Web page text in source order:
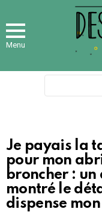
Menu
Je payais la
pour mon
broncher : un
montré le
dispense